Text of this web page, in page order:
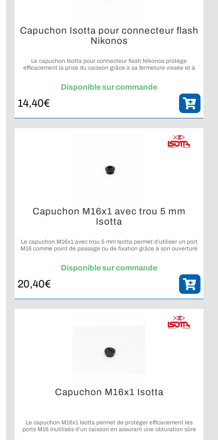
Capuchon Isotta pour connecteur flash
Nikonos
Le capuchon Isotta pour connecteur flash Nikonos protège
efficacement la prise du caisson grâce à sa fermeture vissée et à
Disponible sur commande
14,40€
Capuchon M16x1 avec trou 5 mm
Isotta
Le capuchon M16x1 avec trou 5 mm Isotta permet d’utiliser un port
M16 comme point de passage ou de fixation grâce à son ouverture
Disponible sur commande
20,40€
Capuchon M16x1 Isotta
Le capuchon M16x1 Isotta permet de protéger efficacement les
ports M16 inutilisés d’un caisson en assurant une obturation sûre